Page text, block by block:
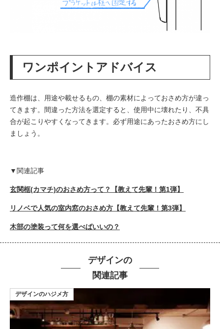
ワンポイントアドバイス
造作棚は、用途や載せるもの、棚の素材によっておさめ方が違っ
てきます。間違った方法を選定すると、使用中に壊れたり、不具
合が起こりやすくなってきます。必ず用途にあったおさめ方にし
ましょう。
▼関連記事
玄関框(カマチ)のおさめ方って？【教えて先輩！第1弾】
リノベで人気の室内窓のおさめ方【教えて先輩！第3弾】
木部の塗装って何を選べばいいの？
デザインの
関連記事
デザインのハジメ方